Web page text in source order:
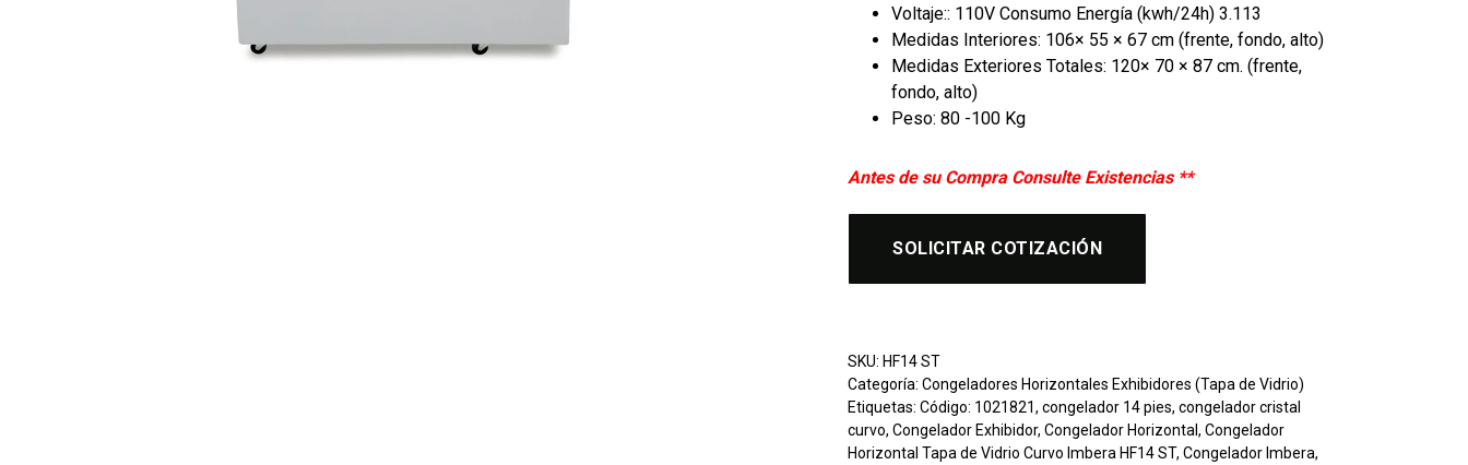
Voltaje:: 110V Consumo Energía (kwh/24h) 3.113
Medidas Interiores: 106× 55 × 67 cm (frente, fondo, alto)
Medidas Exteriores Totales: 120× 70 × 87 cm. (frente,
fondo, alto)
Peso: 80 -100 Kg
Antes de su Compra Consulte Existencias **
SOLICITAR COTIZACIÓN
SKU: HF14 ST
Categoría:Congeladores Horizontales Exhibidores (Tapa de Vidrio)
Etiquetas:Código: 1021821,congelador 14 pies,congelador cristal
curvo,Congelador Exhibidor,Congelador Horizontal,Congelador
Horizontal Tapa de Vidrio Curvo Imbera HF14 ST,Congelador Imbera,